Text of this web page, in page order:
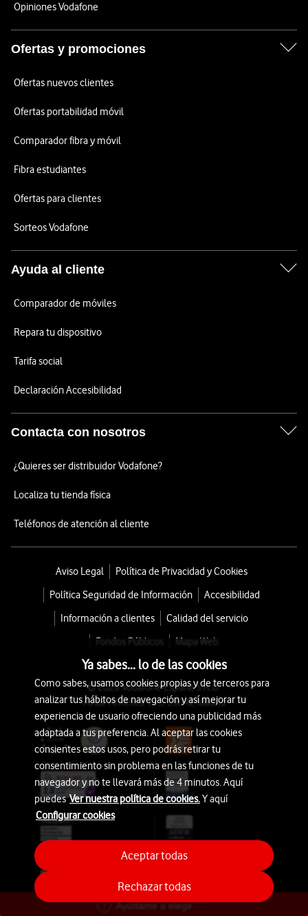
Ayúdame a elegir
Opiniones Vodafone
Ofertas y promociones
Ofertas nuevos clientes
Ofertas portabilidad móvil
Comparador fibra y móvil
Fibra estudiantes
Ofertas para clientes
Sorteos Vodafone
Ayuda al cliente
Comparador de móviles
Repara tu dispositivo
Tarifa social
Declaración Accesibilidad
Contacta con nosotros
¿Quieres ser distribuidor Vodafone?
Localiza tu tienda física
Teléfonos de atención al cliente
Aviso Legal
Política de Privacidad y Cookies
Política Seguridad de Información
Accesibilidad
Información a clientes
Calidad del servicio
Fondos Públicos
Mapa Web
© 2026 Vodafone España S.A.U.
Avda. América 115, 28042 Madrid
Ya sabes... lo de las cookies
Como sabes, usamos cookies propias y de terceros para
analizar tus hábitos de navegación y así mejorar tu
experiencia de usuario ofreciendo una publicidad más
adaptada a tus preferencia. Al aceptar las cookies
consientes estos usos, pero podrás retirar tu
consentimiento sin problema en las funciones de tu
navegador y no te llevará más de 4 minutos. Aquí
puedesVer nuestra política de cookies.Y aquí
Configurar cookies
Rechazar todas
Aceptar todas